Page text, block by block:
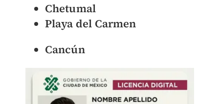
Chetumal
Playa del Carmen
Cancún